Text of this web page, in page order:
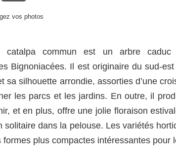
vos photos
commun est un arbre caduc
Bignoniacées. Il est originaire du sud-
sa silhouette arrondie, assorties d’une
les parcs et les jardins. En outre, il
et en plus, offre une jolie floraison
solitaire dans la pelouse. Les variétés
plus compactes intéressantes pour